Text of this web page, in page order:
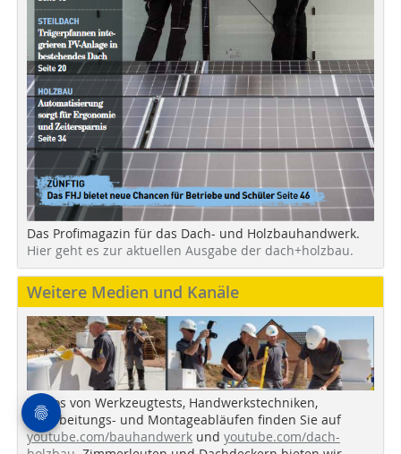
Das Profimagazin für das Dach- und Holzbauhandwerk.
Hier geht es zur aktuellen Ausgabe der dach+holzbau.
Weitere Medien und Kanäle
Videos von Werkzeugtests, Handwerkstechniken,
Verarbeitungs- und Montageabläufen finden Sie auf
youtube.com/bauhandwerk und youtube.com/dach-